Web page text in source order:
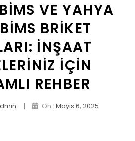
VE YAHYA
BRIKET
İNŞAAT
İÇIN
REHBER
| On : Mayıs 6, 2025